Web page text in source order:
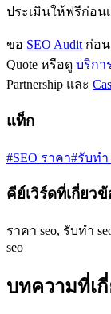
ประเมินให้ฟรีก่อน
ขอ SEO Audit ก่อ
Quote หรือดู บริกา
Partnership และ
แท็ก
#SEO ราคา#รับทำ
คีย์เวิร์ดที่เกี่ยวข้
ราคา seo, รับทำ
seo
บทความที่เ